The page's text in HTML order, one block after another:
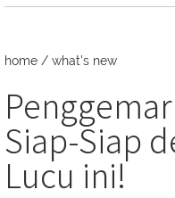
home / what's new
Siap-Siap
Lucu ini!